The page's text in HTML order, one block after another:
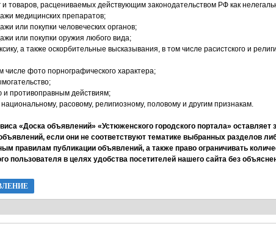
и товаров, расцениваемых действующим законодательством РФ как
медицинских препаратов;
или покупки человеческих органов;
или покупки оружия любого вида;
а также оскорбительные высказывания, в том числе расистского и
числе фото порнографического характера;
и противоправным действиям;
расовому, религиозному, половому и другим признакам.
«Доска объявлений» «Устюженского городского портала» оставляет
если они не соответствуют тематике выбранных разделов
правилам публикации объявлений, а также право ограничивать
пользователя в целях удобства посетителей нашего сайта без